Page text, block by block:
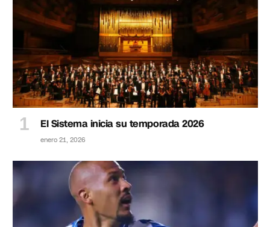
El Sistema inicia su temporada 2026
enero 21, 2026